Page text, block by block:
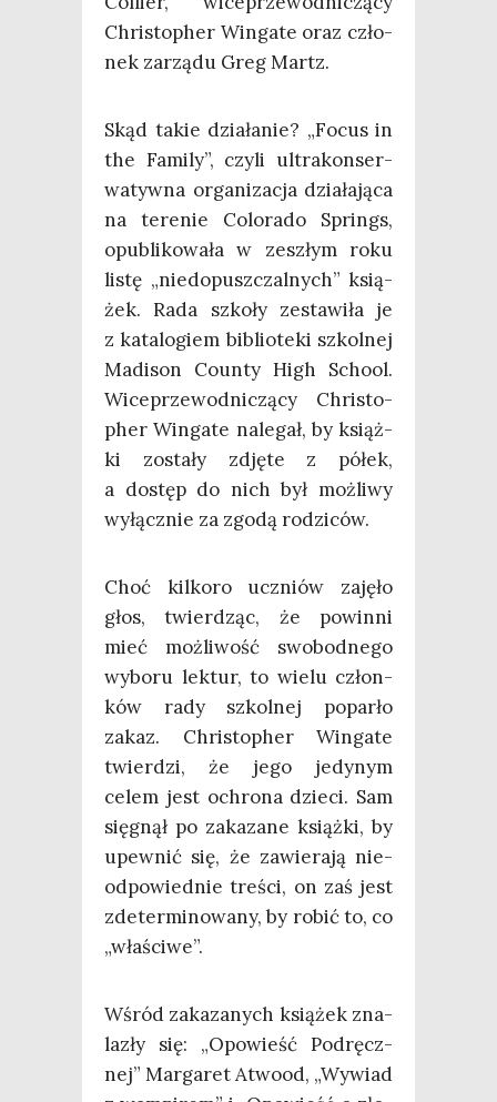
Chri­sto­pher Win­ga­te oraz czło­
nek zarzą­du Greg Martz.
Skąd takie dzia­ła­nie? „Focus in
the Fami­ly”, czy­li ultra­kon­ser­
wa­tyw­na orga­ni­za­cja dzia­ła­ją­ca
na tere­nie Colo­ra­do Springs,
opu­bli­ko­wa­ła w zeszłym roku
listę „nie­do­pusz­czal­nych” ksią­
żek. Rada szko­ły zesta­wi­ła je
z kata­lo­giem biblio­te­ki szkol­nej
Madi­son Coun­ty High Scho­ol.
Wice­prze­wod­ni­czą­cy Chri­sto­
pher Win­ga­te nale­gał, by książ­
ki zosta­ły zdję­te z półek,
a dostęp do nich był moż­li­wy
wyłącz­nie za zgo­dą rodziców.
Choć kil­ko­ro uczniów zaję­ło
głos, twier­dząc, że powin­ni
mieć moż­li­wość swo­bod­ne­go
wybo­ru lek­tur, to wie­lu człon­
ków rady szkol­nej popar­ło
zakaz. Chri­sto­pher Win­ga­te
twier­dzi, że jego jedy­nym
celem jest ochro­na dzie­ci. Sam
się­gnął po zaka­za­ne książ­ki, by
upew­nić się, że zawie­ra­ją nie­
od­po­wied­nie tre­ści, on zaś jest
zde­ter­mi­no­wa­ny, by robić to, co
„wła­ści­we”.
Wśród zaka­za­nych ksią­żek zna­
la­zły się: „Opo­wieść Pod­ręcz­
nej” Mar­ga­ret Atwo­od, „Wywiad